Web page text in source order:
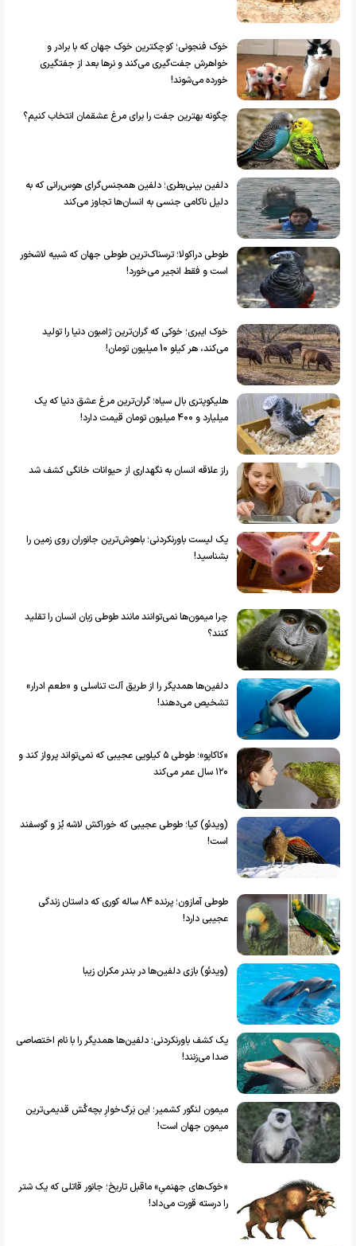
خوک فنجونی؛ کوچکترین خوک جهان که با برادر و
خواهرش جفت‌گیری می‌کند و نرها بعد از جفتگیری
خورده می‌شوند!
چگونه بهترین جفت را برای مرغ عشقمان انتخاب کنیم؟
دلفین بینی‌بطری؛ دلفین همجنس‌گرای هوس‌رانی که به
دلیل ناکامی جنسی به انسان‌ها تجاوز می‌کند
طوطی دراکولا؛ ترسناک‌ترین طوطی جهان که شبیه لاشخور
است و فقط انجیر می‌خورد!
خوک ایبری؛ خوکی که گران‌ترین ژامبون دنیا را تولید
می‌کند، هر کیلو 10 میلیون تومان!
هلیکوپتری بال سیاه؛ گران‌ترین مرغ عشق دنیا که یک
میلیارد و ۴۰۰ میلیون تومان قیمت دارد!
راز علاقه انسان به نگهداری از حیوانات خانگی کشف شد
یک لیست باورنکردنی؛ باهوش‌ترین جانوران روی زمین را
بشناسید!
چرا میمون‌ها نمی‌توانند مانند طوطی‌ زبان انسان‌ را تقلید
کنند؟
دلفین‌ها همدیگر را از طریق آلت تناسلی و «طعم ادرار»
تشخیص می‌دهند!
«کاکاپو»؛ طوطی ۵ کیلویی عجیبی که نمی‌تواند پرواز کند و
۱۲۰ سال عمر می‌کند
(ویدئو) کیا؛ طوطی عجیبی که خوراکش لاشه بُز و گوسفند
است!
طوطی آمازون؛ پرنده ۸۴ ساله کوری که داستان زندگی‌
عجیبی دارد!
(ویدئو) بازی دلفین‌ها در بندر مکران زیبا
یک کشف باورنکردنی؛ دلفین‌ها همدیگر را با نام اختصاصی
صدا می‌زنند!
میمون لنگور کشمیر؛ این بَرگ‌خوارِ بچه‌کُش قدیمی‌ترین
میمون جهان است!
«خوک‌های جهنمیِ» ماقبل تاریخ؛ جانور قاتلی که یک شتر
را درسته قورت می‌داد!